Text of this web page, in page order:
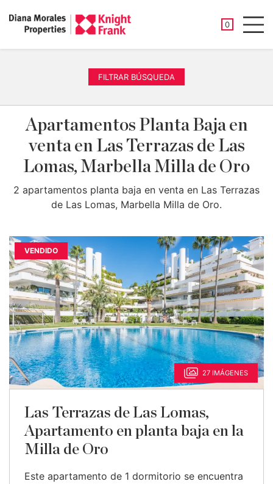
0
FILTRAR BÚSQUEDA
Apartamentos Planta Baja en
venta en Las Terrazas de Las
Lomas, Marbella Milla de Oro
2 apartamentos planta baja en venta en Las Terrazas
de Las Lomas, Marbella Milla de Oro.
VENDIDO
27 IMÁGENES
Las Terrazas de Las Lomas,
Apartamento en planta baja en la
Milla de Oro
Este apartamento de 1 dormitorio se encuentra